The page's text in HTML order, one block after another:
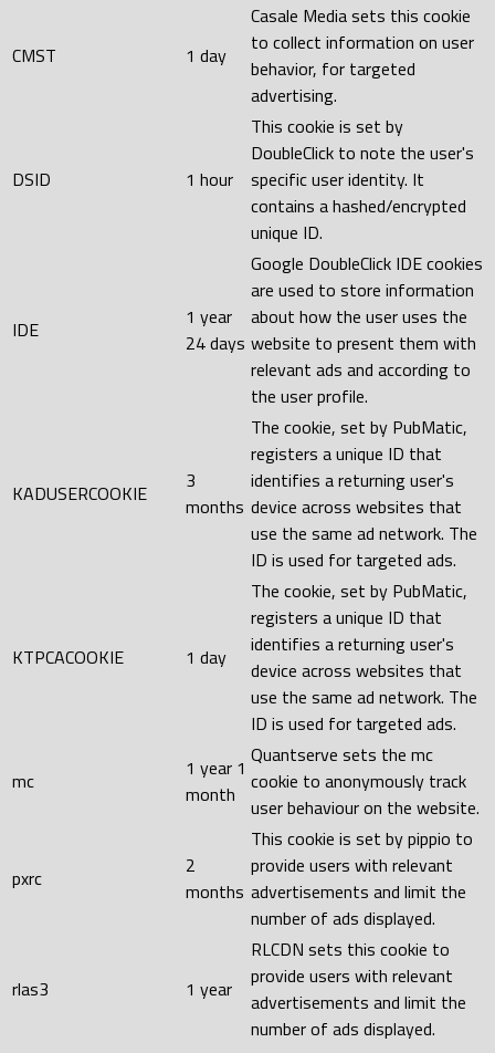
CMST 1 day
Casale Media sets this cookie
to collect information on user
behavior, for targeted
advertising.
DSID 1 hour
This cookie is set by
DoubleClick to note the user's
specific user identity. It
contains a hashed/encrypted
unique ID.
IDE
1 year
24 days
Google DoubleClick IDE cookies
are used to store information
about how the user uses the
website to present them with
relevant ads and according to
the user profile.
KADUSERCOOKIE
3
months
The cookie, set by PubMatic,
registers a unique ID that
identifies a returning user's
device across websites that
use the same ad network. The
ID is used for targeted ads.
KTPCACOOKIE 1 day
The cookie, set by PubMatic,
registers a unique ID that
identifies a returning user's
device across websites that
use the same ad network. The
ID is used for targeted ads.
mc
1 year 1
month
Quantserve sets the mc
cookie to anonymously track
user behaviour on the website.
pxrc
2
months
This cookie is set by pippio to
provide users with relevant
advertisements and limit the
number of ads displayed.
rlas3 1 year
RLCDN sets this cookie to
provide users with relevant
advertisements and limit the
number of ads displayed.